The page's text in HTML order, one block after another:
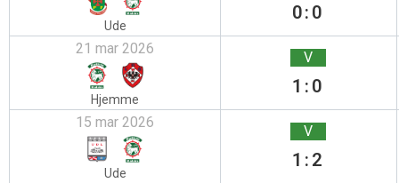
Ude
0:0
21 mar 2026
Hjemme
V
1:0
15 mar 2026
Ude
V
1:2